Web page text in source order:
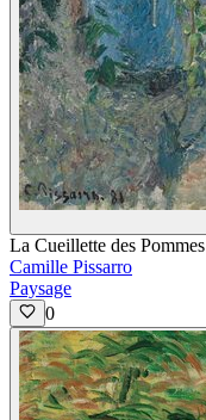
La Cueillette des Pommes
Camille Pissarro
Paysage
0